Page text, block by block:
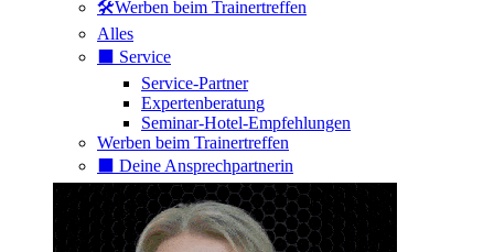
🛠️Werben beim Trainertreffen
Alles
⬛️ Service
Service-Partner
Expertenberatung
Seminar-Hotel-Empfehlungen
Werben beim Trainertreffen
⬛️ Deine Ansprechpartnerin